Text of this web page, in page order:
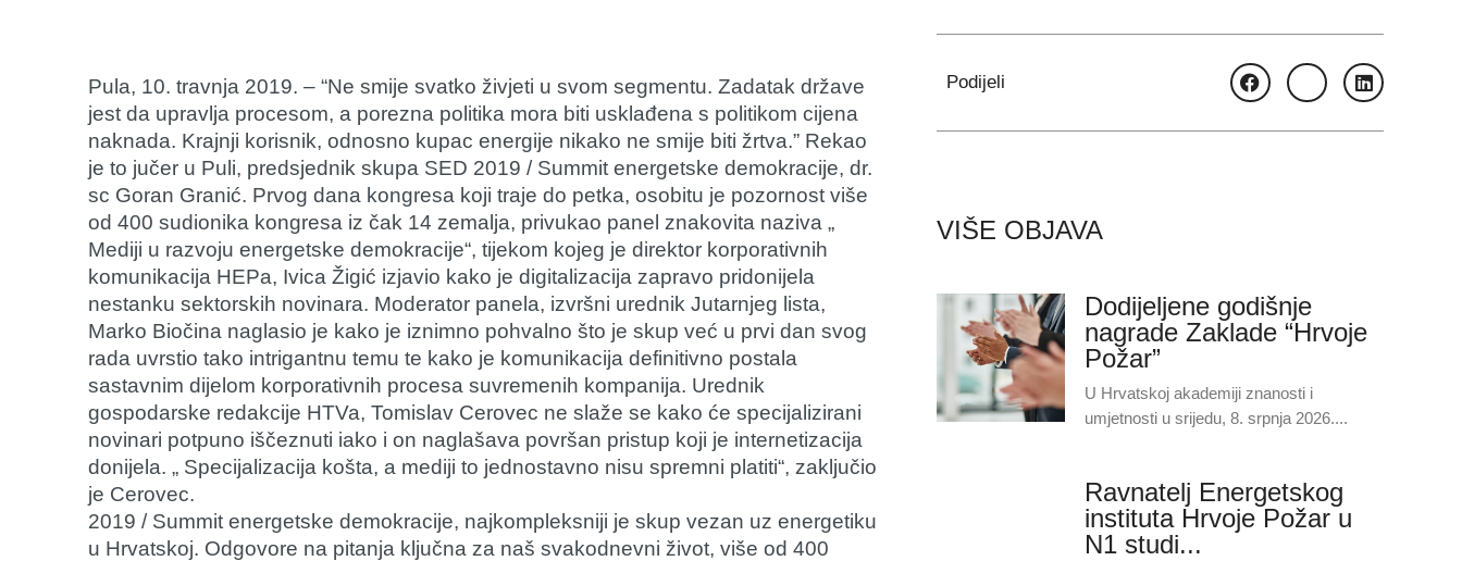
Pula, 10. travnja 2019. – “Ne smije svatko živjeti u svom segmentu. Zadatak države
jest da upravlja procesom, a porezna politika mora biti usklađena s politikom cijena
naknada. Krajnji korisnik, odnosno kupac energije nikako ne smije biti žrtva.” Rekao
je to jučer u Puli, predsjednik skupa SED 2019 / Summit energetske demokracije, dr.
sc Goran Granić. Prvog dana kongresa koji traje do petka, osobitu je pozornost više
od 400 sudionika kongresa iz čak 14 zemalja, privukao panel znakovita naziva „
Mediji u razvoju energetske demokracije“, tijekom kojeg je direktor korporativnih
komunikacija HEPa, Ivica Žigić izjavio kako je digitalizacija zapravo pridonijela
nestanku sektorskih novinara. Moderator panela, izvršni urednik Jutarnjeg lista,
Marko Biočina naglasio je kako je iznimno pohvalno što je skup već u prvi dan svog
rada uvrstio tako intrigantnu temu te kako je komunikacija definitivno postala
sastavnim dijelom korporativnih procesa suvremenih kompanija. Urednik
gospodarske redakcije HTVa, Tomislav Cerovec ne slaže se kako će specijalizirani
novinari potpuno iščeznuti iako i on naglašava površan pristup koji je internetizacija
donijela. „ Specijalizacija košta, a mediji to jednostavno nisu spremni platiti“, zaključio
je Cerovec.
2019 / Summit energetske demokracije, najkompleksniji je skup vezan uz energetiku
u Hrvatskoj. Odgovore na pitanja ključna za naš svakodnevni život, više od 400
Podijeli
VIŠE OBJAVA
Dodijeljene godišnje
nagrade Zaklade “Hrvoje
Požar”
U Hrvatskoj akademiji znanosti i
umjetnosti u srijedu, 8. srpnja 2026....
Ravnatelj Energetskog
instituta Hrvoje Požar u
N1 studi...